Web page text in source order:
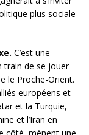
plus sociale
C’est une
train de se jouer
le Proche-Orient.
européens et
et la Turquie,
et l’Iran en